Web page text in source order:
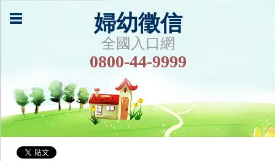
婦幼徵信
全國入口網
0800-44-9999